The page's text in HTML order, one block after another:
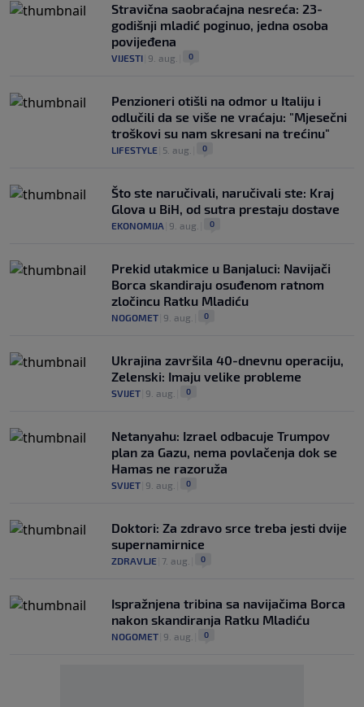
Stravična saobraćajna nesreća: 23-
godišnji mladić poginuo, jedna osoba
povijeđena
VIJESTI 9. aug. 0
Penzioneri otišli na odmor u Italiju i
odlučili da se više ne vraćaju: "Mjesečni
troškovi su nam skresani na trećinu"
LIFESTYLE 5. aug. 0
Što ste naručivali, naručivali ste: Kraj
Glova u BiH, od sutra prestaju dostave
EKONOMIJA 9. aug. 0
Prekid utakmice u Banjaluci: Navijači
Borca skandiraju osuđenom ratnom
zločincu Ratku Mladiću
NOGOMET 9. aug. 0
Ukrajina završila 40-dnevnu operaciju,
Zelenski: Imaju velike probleme
SVIJET 9. aug. 0
Netanyahu: Izrael odbacuje Trumpov
plan za Gazu, nema povlačenja dok se
Hamas ne razoruža
SVIJET 9. aug. 0
Doktori: Za zdravo srce treba jesti dvije
supernamirnice
ZDRAVLJE 7. aug. 0
Ispražnjena tribina sa navijačima Borca
nakon skandiranja Ratku Mladiću
NOGOMET 9. aug. 0